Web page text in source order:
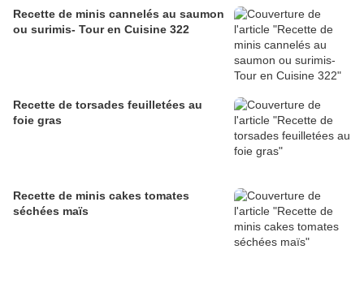
Recette de minis cannelés au saumon
ou surimis- Tour en Cuisine 322
Recette de torsades feuilletées au
foie gras
Recette de minis cakes tomates
séchées maïs